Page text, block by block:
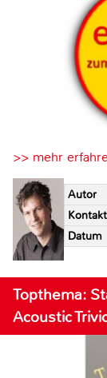
>> mehr
Autor
Kontakt
Datum
Topthema:
Acoustic